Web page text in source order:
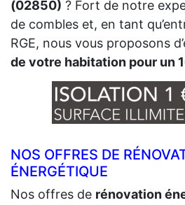
(02850) ? Fort de notre
de combles et, en tant
RGE, nous vous proposons
de votre habitation pour un
NOS OFFRES DE
ÉNERGÉTIQUE
Nos offres de rénovation